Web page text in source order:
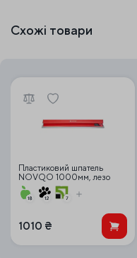
Схожі товари
Пластиковий шпатель
NOVQO 1000мм, лезо
0,3мм
1010 ₴